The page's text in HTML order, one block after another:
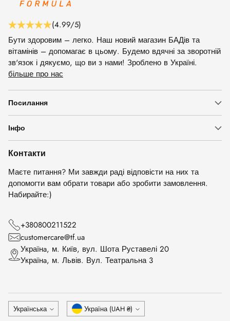
(4.99/5)
Бути здоровим – легко. Наш новий магазин БАДів та
вітамінів – допомагає в цьому. Будемо вдячні за зворотній
зв'язок і дякуємо, що ви з нами! Зроблено в Україні.
більше про нас
Посилання
Інфо
Контакти
Маєте питання? Ми завжди раді відповісти на них та
допомогти вам обрати товари або зробити замовлення.
Набирайте:)
+380800211522
customercare@tf.ua
Українa, м. Київ, вул. Шота Руставелі 20
Українa, м. Львів. Вул. Театральна 3
Мова
Українська Валюта Україна (UAH ₴)